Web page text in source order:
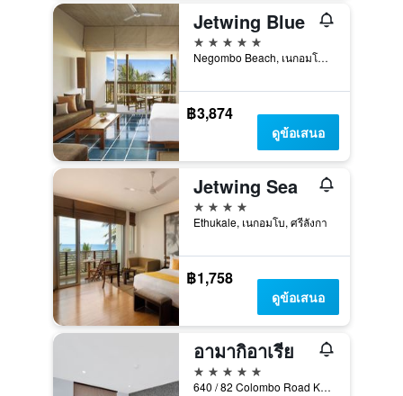
Jetwing Blue
5 ดาว
Negombo Beach, เนกอมโบ, ศรีลังกา
฿3,874
ดูข้อเสนอ
Jetwing Sea
4 ดาว
Ethukale, เนกอมโบ, ศรีลังกา
฿1,758
ดูข้อเสนอ
อามากิอาเรีย
5 ดาว
640 / 82 Colombo Road Karuna, เนกอมโบ, ศรีลังกา